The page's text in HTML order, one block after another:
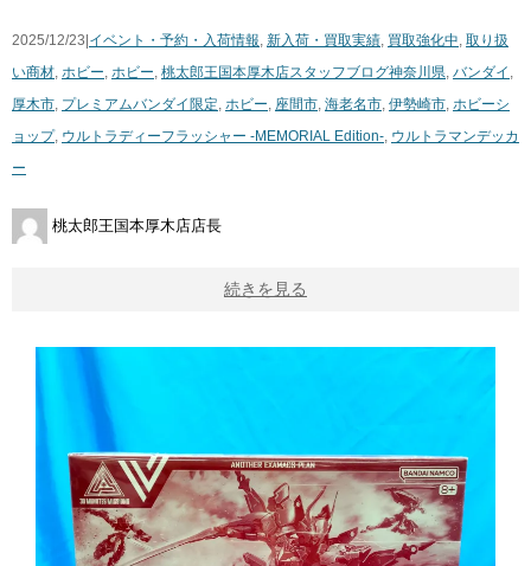
2025/12/23|イベント・予約・入荷情報, 新入荷・買取実績, 買取強化中, 取り扱
い商材, ホビー, ホビー, 桃太郎王国本厚木店スタッフブログ神奈川県, バンダイ ,
厚木市, プレミアムバンダイ限定, ホビー, 座間市, 海老名市, 伊勢崎市, ホビーシ
ョップ, ウルトラディーフラッシャー -MEMORIAL Edition-, ウルトラマンデッカ
ー
桃太郎王国本厚木店店長
続きを見る